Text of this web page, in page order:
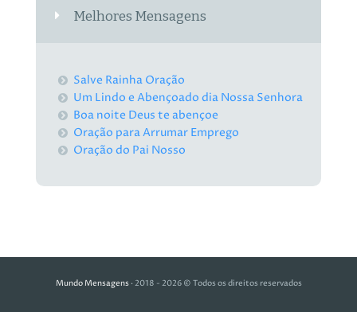
Melhores Mensagens
Salve Rainha Oração
Um Lindo e Abençoado dia Nossa Senhora
Boa noite Deus te abençoe
Oração para Arrumar Emprego
Oração do Pai Nosso
Mundo Mensagens· 2018 - 2026 © Todos os direitos reservados